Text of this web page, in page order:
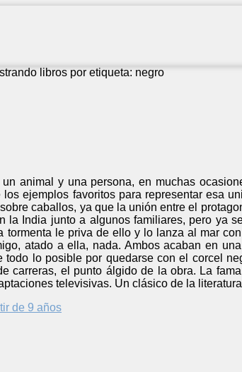
libros por etiqueta: negro
animal y una persona, en muchas
ejemplos favoritos para representar esa
caballos, ya que la unión entre el
la India junto a algunos familiares, pero ya
tormenta le priva de ello y lo lanza al mar
atado a ella, nada. Ambos acaban en
todo lo posible por quedarse con el corcel
carreras, el punto álgido de la obra. La
televisivas. Un clásico de la
de 9 años